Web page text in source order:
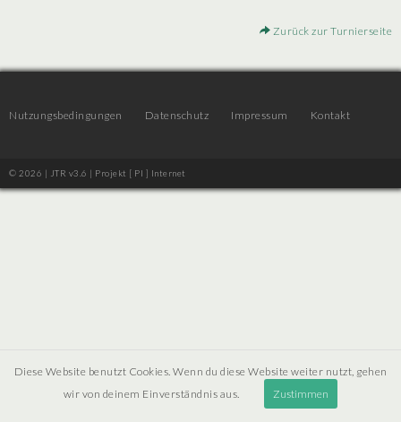
Zurück zur Turnierseite
Nutzungsbedingungen Datenschutz Impressum Kontakt
© 2026 | JTR v3.6 | Projekt [ PI ] Internet
Diese Website benutzt Cookies. Wenn du diese Website weiter nutzt, gehen
wir von deinem Einverständnis aus.
Zustimmen